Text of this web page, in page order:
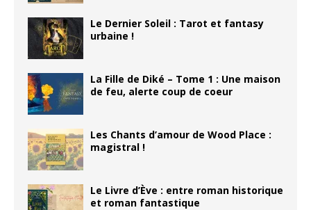
Le Dernier Soleil : Tarot et fantasy
urbaine !
La Fille de Diké – Tome 1 : Une maison
de feu, alerte coup de coeur
Les Chants d’amour de Wood Place :
magistral !
Le Livre d’Ève : entre roman historique
et roman fantastique